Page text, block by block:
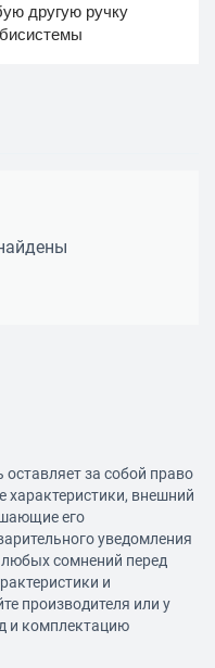
другую ручку
за собой право
характеристики, внешний
его
уведомления
любых сомнений перед
и
производителя или у
и комплектацию